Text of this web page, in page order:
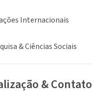
Internacionais
& Ciências Sociais
& Contato